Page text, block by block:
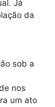
Já
da
sob a
nos
um ato